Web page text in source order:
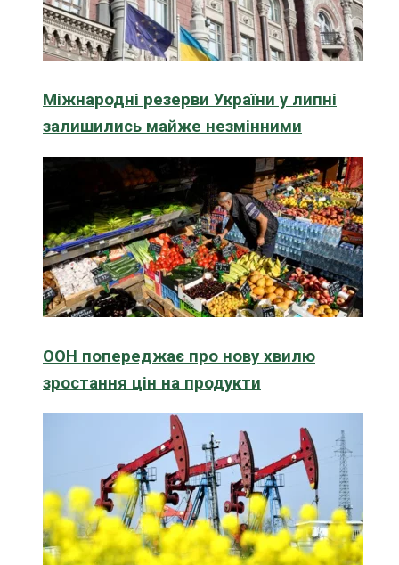
Міжнародні резерви України у липні
залишились майже незмінними
ООН попереджає про нову хвилю
зростання цін на продукти